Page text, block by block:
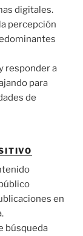
digitales.
percepción
responder a
para
de
en
búsqueda